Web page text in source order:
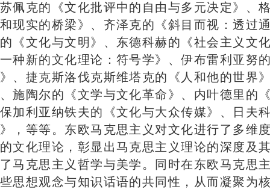
佩克的《文化批评中的自由与多元决定》、
现实的桥梁》、齐泽克的《斜目而视：透过
《文化与文明》、东德科赫的《社会主义文
种新的文化理论：符号学》、伊布雷利亚努
、捷克斯洛伐克斯维塔克的《人和他的世界
施陶尔的《文学与文化革命》、内叶德里的
加利亚纳铁夫的《文化与大众传媒》、日夫
，等等。东欧马克思主义对文化进行了多维
文化理论，彰显出马克思主义理论的深度及
马克思主义哲学与美学。同时在东欧马克思
思想观念与知识话语的共同性，从而凝聚为